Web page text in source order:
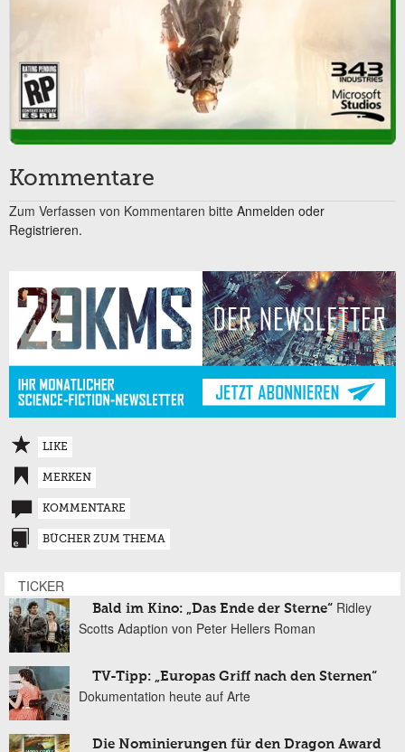
Kommentare
Zum Verfassen von Kommentaren bitte Anmelden oder
Registrieren.
LIKE
MERKEN
KOMMENTARE
BÜCHER ZUM THEMA
TICKER
Bald im Kino: „Das Ende der Sterne“ Ridley
Scotts Adaption von Peter Hellers Roman
TV-Tipp: „Europas Griff nach den Sternen“
Dokumentation heute auf Arte
Die Nominierungen für den Dragon Award